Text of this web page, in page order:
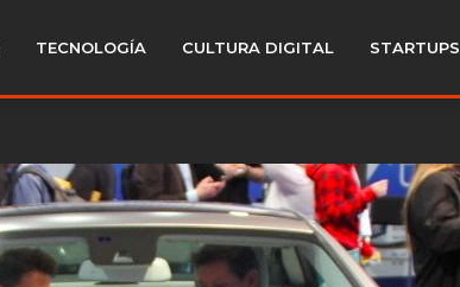
TECNOLOGÍA CULTURA DIGITAL STARTUPS